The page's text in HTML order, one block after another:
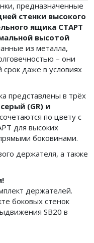
предназначенные
стенки высокого
ящика СТАРТ
высотой
из металла,
– они
срок даже в условиях
представлены в трёх
(GR) и
по цвету с
для высоких
боковинами.
держателя, а также
держателей.
боковых стенок
SB20 в